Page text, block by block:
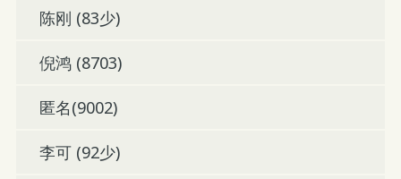
陈刚 (83少)
倪鸿 (8703)
匿名(9002)
李可 (92少)